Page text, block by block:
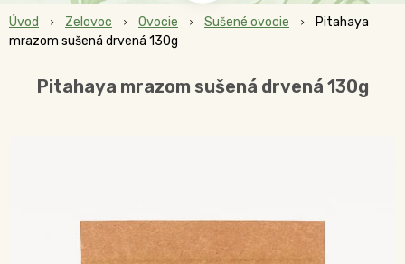
Úvod Zelovoc Ovocie Sušené ovocie
Pitahaya
mrazom sušená drvená 130g
Pitahaya mrazom sušená drvená 130g